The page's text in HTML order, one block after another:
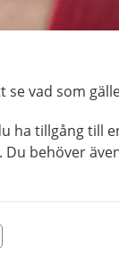
vad som
ha tillgång till
behöver
län